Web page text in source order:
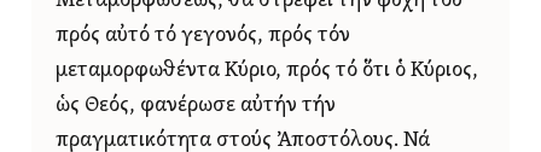
πρός αὐτό τό γεγονός, πρός τόν
μεταμορφωθέντα Κύριο, πρός τό ὅτι ὁ Κύριος,
ὡς Θεός, φανέρωσε αὐτήν τήν
πραγματικότητα στούς Ἀποστόλους. Νά